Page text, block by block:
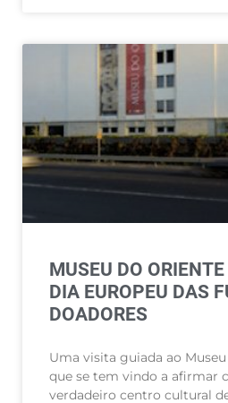
MUSEU DO
DIA EUROPEU DAS
DOADORES
Uma visita guiada ao
que se tem vindo a afirmar
verdadeiro centro cultural